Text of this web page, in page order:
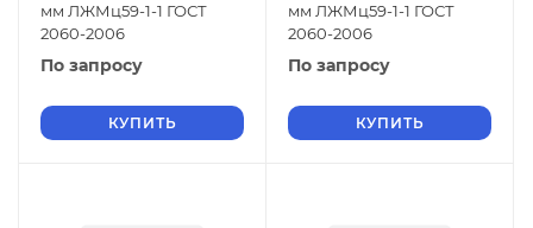
мм ЛЖМц59-1-1 ГОСТ
2060-2006
По запросу
КУПИТЬ
мм ЛЖМц59-1-1 ГОСТ
2060-2006
По запросу
КУПИТЬ